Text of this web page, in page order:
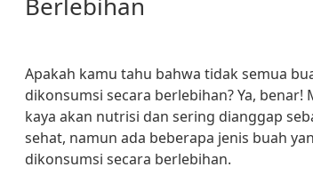
Apakah kamu tahu bahwa tidak semua
dikonsumsi secara berlebihan? Ya, benar!
kaya akan nutrisi dan sering dianggap
sehat, namun ada beberapa jenis buah
dikonsumsi secara berlebihan.